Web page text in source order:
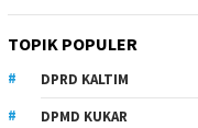
TOPIK POPULER
DPRD KALTIM
DPMD KUKAR